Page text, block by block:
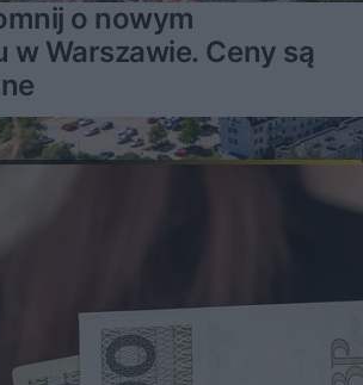
o nowym
w Warszawie. Ceny są